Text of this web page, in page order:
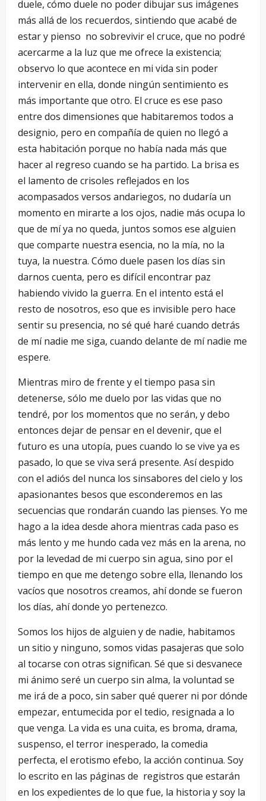
duele, cómo duele no poder dibujar sus imágenes
más allá de los recuerdos, sintiendo que acabé de
estar y pienso no sobrevivir el cruce, que no podré
acercarme a la luz que me ofrece la existencia;
observo lo que acontece en mi vida sin poder
intervenir en ella, donde ningún sentimiento es
más importante que otro. El cruce es ese paso
entre dos dimensiones que habitaremos todos a
designio, pero en compañía de quien no llegó a
esta habitación porque no había nada más que
hacer al regreso cuando se ha partido. La brisa es
el lamento de crisoles reflejados en los
acompasados versos andariegos, no dudaría un
momento en mirarte a los ojos, nadie más ocupa lo
que de mí ya no queda, juntos somos ese alguien
que comparte nuestra esencia, no la mía, no la
tuya, la nuestra. Cómo duele pasen los días sin
darnos cuenta, pero es difícil encontrar paz
habiendo vivido la guerra. En el intento está el
resto de nosotros, eso que es invisible pero hace
sentir su presencia, no sé qué haré cuando detrás
de mí nadie me siga, cuando delante de mí nadie me
espere.
Mientras miro de frente y el tiempo pasa sin
detenerse, sólo me duelo por las vidas que no
tendré, por los momentos que no serán, y debo
entonces dejar de pensar en el devenir, que el
futuro es una utopía, pues cuando lo se vive ya es
pasado, lo que se viva será presente. Así despido
con el adiós del nunca los sinsabores del cielo y los
apasionantes besos que esconderemos en las
secuencias que rondarán cuando las pienses. Yo me
hago a la idea desde ahora mientras cada paso es
más lento y me hundo cada vez más en la arena, no
por la levedad de mi cuerpo sin agua, sino por el
tiempo en que me detengo sobre ella, llenando los
vacíos que nosotros creamos, ahí donde se fueron
los días, ahí donde yo pertenezco.
Somos los hijos de alguien y de nadie, habitamos
un sitio y ninguno, somos vidas pasajeras que solo
al tocarse con otras significan. Sé que si desvanece
mi ánimo seré un cuerpo sin alma, la voluntad se
me irá de a poco, sin saber qué querer ni por dónde
empezar, entumecida por el tedio, resignada a lo
que venga. La vida es una cuita, es broma, drama,
suspenso, el terror inesperado, la comedia
perfecta, el erotismo efebo, la acción continua. Soy
lo escrito en las páginas de registros que estarán
en los expedientes de lo que fue, la historia y soy la